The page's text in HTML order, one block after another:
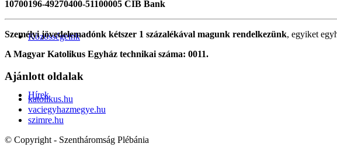
Közösségeink
Hírek
10700196-49270400-51100005 CIB Bank
Személyi jövedelemadónk kétszer 1 százalékával magunk rendelkezünk, egyiket
A Magyar Katolikus Egyház technikai száma: 0011.
Ajánlott oldalak
katolikus.hu
vaciegyhazmegye.hu
szimre.hu
© Copyright - Szentháromság Plébánia